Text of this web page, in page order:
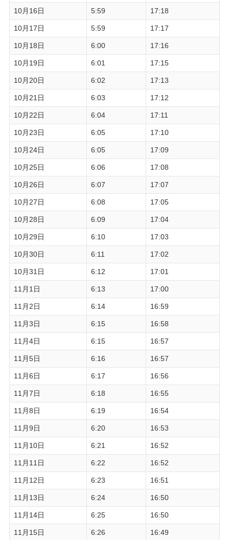
10月16日 5:59 17:18
10月17日 5:59 17:17
10月18日 6:00 17:16
10月19日 6:01 17:15
10月20日 6:02 17:13
10月21日 6:03 17:12
10月22日 6:04 17:11
10月23日 6:05 17:10
10月24日 6:05 17:09
10月25日 6:06 17:08
10月26日 6:07 17:07
10月27日 6:08 17:05
10月28日 6:09 17:04
10月29日 6:10 17:03
10月30日 6:11 17:02
10月31日 6:12 17:01
11月1日 6:13 17:00
11月2日 6:14 16:59
11月3日 6:15 16:58
11月4日 6:15 16:57
11月5日 6:16 16:57
11月6日 6:17 16:56
11月7日 6:18 16:55
11月8日 6:19 16:54
11月9日 6:20 16:53
11月10日 6:21 16:52
11月11日 6:22 16:52
11月12日 6:23 16:51
11月13日 6:24 16:50
11月14日 6:25 16:50
11月15日 6:26 16:49